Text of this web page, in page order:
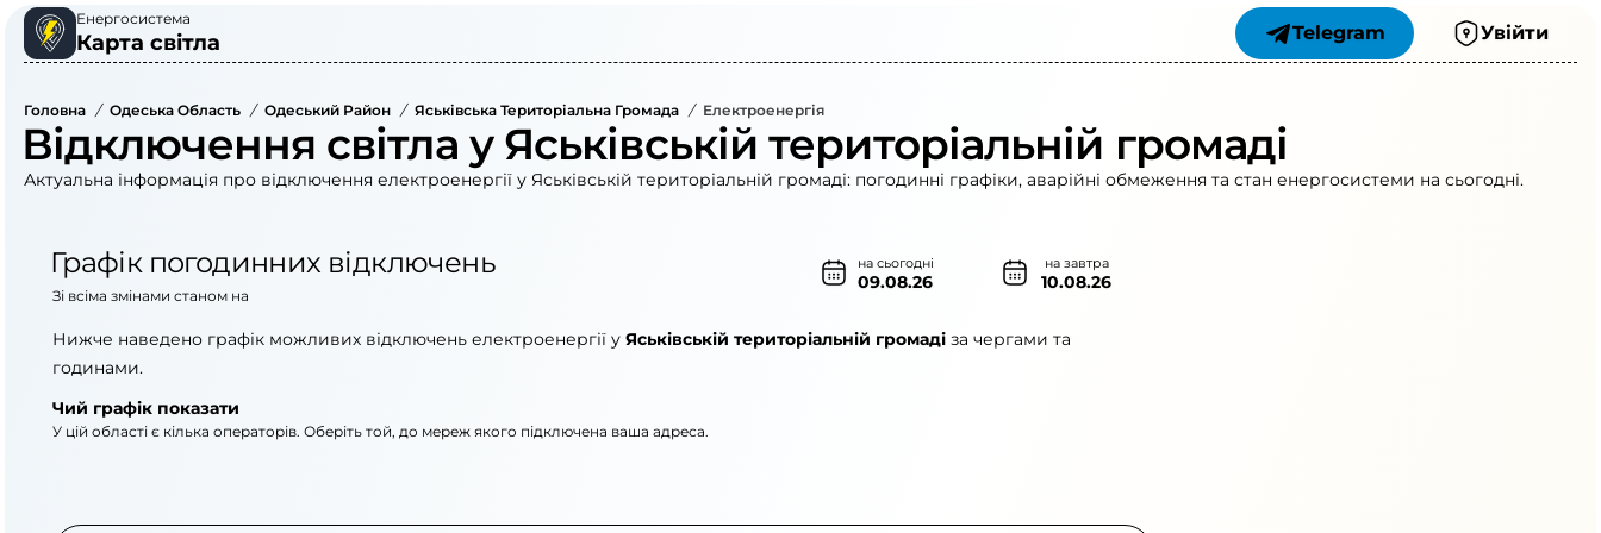
Енергосистема
Карта світла Telegram Увійти
Головна / Одеська Область / Одеський Район / Яськівська Територіальна Громада / Електроенергія
Відключення світла у Яськівській територіальній громаді
Актуальна інформація про відключення електроенергії у Яськівській територіальній громаді: погодинні графіки, аварійні обмеження та стан енергосистеми на сьогодні.
Графік погодинних відключень на сьогодні
09.08.26
на завтра
10.08.26
Зі всіма змінами станом на
Нижче наведено графік можливих відключень електроенергії у Яськівській територіальній громаді за чергами та
годинами.
Чий графік показати
У цій області є кілька операторів. Оберіть той, до мереж якого підключена ваша адреса.